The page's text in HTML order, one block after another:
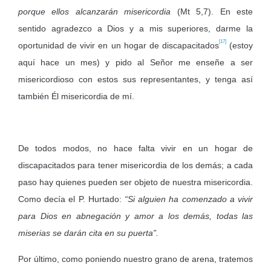
porque ellos alcanzarán misericordia (Mt 5,7). En este
sentido agradezco a Dios y a mis superiores, darme la
oportunidad de vivir en un hogar de discapacitados[17](estoy
aquí hace un mes) y pido al Señor me enseñe a ser
misericordioso con estos sus representantes, y tenga así
también Él misericordia de mí.
De todos modos, no hace falta vivir en un hogar de
discapacitados para tener misericordia de los demás; a cada
paso hay quienes pueden ser objeto de nuestra misericordia.
Como decía el P. Hurtado: “Si alguien ha comenzado a vivir
para Dios en abnegación y amor a los demás, todas las
miserias se darán cita en su puerta”.
Por último, como poniendo nuestro grano de arena, tratemos